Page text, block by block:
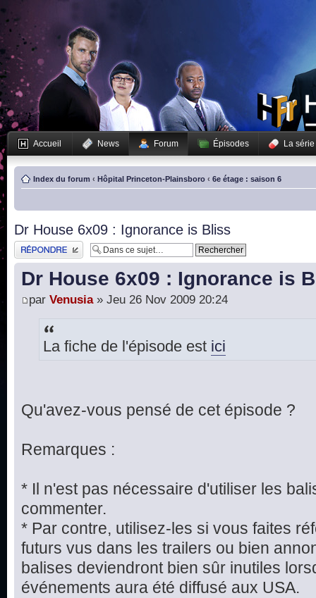
Accueil News Forum Épisodes La série
Index du forum ‹ Hôpital Princeton-Plainsboro ‹ 6e étage : saison 6
Dr House 6x09 : Ignorance is Bliss
Publier une réponse
Dr House 6x09 : Ignorance is
par Venusia» Jeu 26 Nov 2009 20:24
La fiche de l'épisode est ici
Qu'avez-vous pensé de cet épisode ?
Remarques :
* Il n'est pas nécessaire d'utiliser les
commenter.
* Par contre, utilisez-les si vous faites
futurs vus dans les trailers ou bien
balises deviendront bien sûr inutiles
événements aura été diffusé aux USA.